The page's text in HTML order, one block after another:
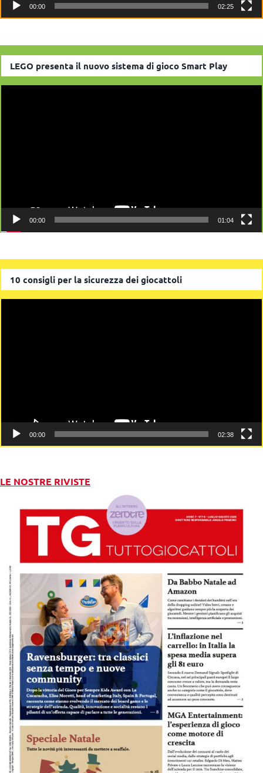
00:00 02:25
LEGO presenta il nuovo sistema di gioco Smart Play
00:00 01:04
10 consigli per la sicurezza dei giocattoli
00:00 02:38
LE NOSTRE RIVISTE